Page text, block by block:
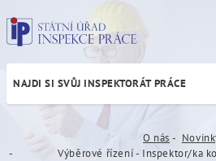
Výběrové řízení
NAJDI SI SVŮJ INSPEKTORÁT PRÁCE
O nás
Výběrové řízení - Inspektor/ka